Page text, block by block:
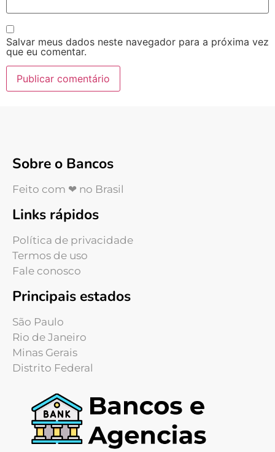
Salvar meus dados neste navegador para a próxima vez
que eu comentar.
Sobre o Bancos
Feito com ❤ no Brasil
Links rápidos
Política de privacidade
Termos de uso
Fale conosco
Principais estados
São Paulo
Rio de Janeiro
Minas Gerais
Distrito Federal